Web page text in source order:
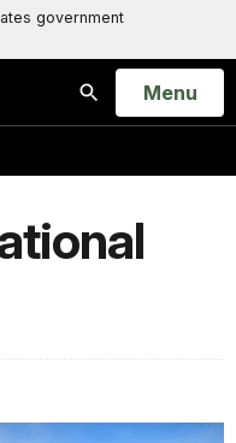
government
Search
Open
Menu